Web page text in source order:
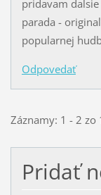
pridavam
parada -
popularnej
Odpovedať
Záznamy: 1 - 2 zo
Pridať